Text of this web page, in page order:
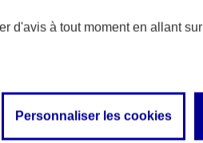
d'avis à tout moment en allant sur
Personnaliser les cookies